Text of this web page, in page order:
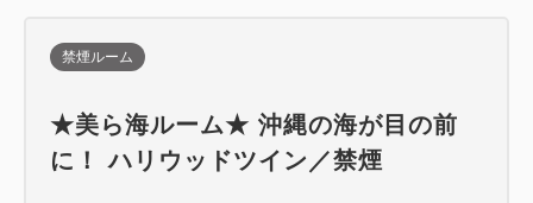
【美ら海ルーム】
約10mにわたりお部屋に映し出される沖縄の美しい海
禁煙ルーム
★美ら海ルーム★ 沖縄の海が目の前
に！ ハリウッドツイン／禁煙